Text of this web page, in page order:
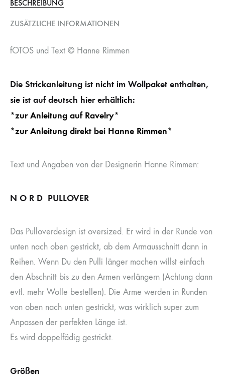
BESCHREIBUNG
ZUSÄTZLICHE INFORMATIONEN
fOTOS und Text © Hanne Rimmen
Die Strickanleitung ist nicht im Wollpaket enthalten,
sie ist auf deutsch hier erhältlich:
*zur Anleitung auf Ravelry*
*zur Anleitung direkt bei Hanne Rimmen*
Text und Angaben von der Designerin Hanne Rimmen:
N O R D PULLOVER
Das Pulloverdesign ist oversized. Er wird in der Runde von
unten nach oben gestrickt, ab dem Armausschnitt dann in
Reihen. Wenn Du den Pulli länger machen willst einfach
den Abschnitt bis zu den Armen verlängern (Achtung dann
evtl. mehr Wolle bestellen). Die Arme werden in Runden
von oben nach unten gestrickt, was wirklich super zum
Anpassen der perfekten Länge ist.
Es wird doppelfädig gestrickt.
Größen